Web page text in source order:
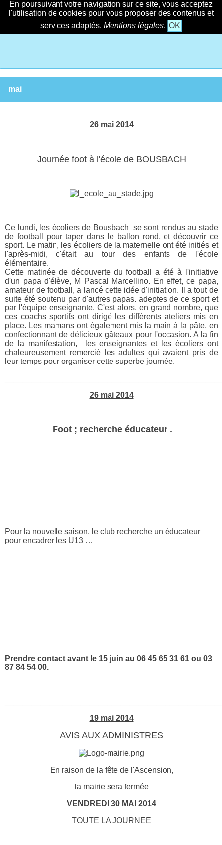
En poursuivant votre navigation sur ce site, vous acceptez
l'utilisation de cookies pour vous proposer des contenus et
services adaptés. Mentions légales. OK
mai
26 mai 2014
Journée foot à l'école de BOUSBACH
Ce lundi, les écoliers de Bousbach se sont rendus au stade
de football pour taper dans le ballon rond, et découvrir ce
sport. Le matin, les écoliers de la maternelle ont été initiés et
l'après-midi, c'était au tour des enfants de l'école
élémentaire.
Cette matinée de découverte du football a été à l'initiative
d'un papa d'élève, M Pascal Marcellino. En effet, ce papa,
amateur de football, a lancé cette idée d'initiation. Il a tout de
suite été soutenu par d'autres papas, adeptes de ce sport et
par l'équipe enseignante. C'est alors, en grand nombre, que
ces coachs sportifs ont dirigé les différents ateliers mis en
place. Les mamans ont également mis la main à la pâte, en
confectionnant de délicieux gâteaux pour l'occasion. A la fin
de la manifestation, les enseignantes et les écoliers ont
chaleureusement remercié les adultes qui avaient pris de
leur temps pour organiser cette superbe journée.
26 mai 2014
Foot ; recherche éducateur .
Pour la nouvelle saison, le club recherche un éducateur
pour encadrer les U13 …
Prendre contact avant le 15 juin au 06 45 65 31 61 ou 03
87 84 54 00.
19 mai 2014
AVIS AUX ADMINISTRES
En raison de la fête de l'Ascension,
la mairie sera fermée
VENDREDI 30 MAI 2014
TOUTE LA JOURNEE